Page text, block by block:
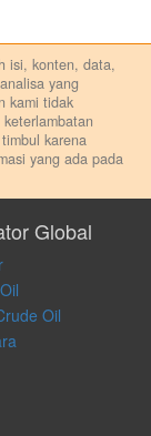
isi, konten, data,
yang
kami tidak
karena
yang ada pada
untuk
terkait dengan
jawab
dan situasi
tidak
Global
Oil